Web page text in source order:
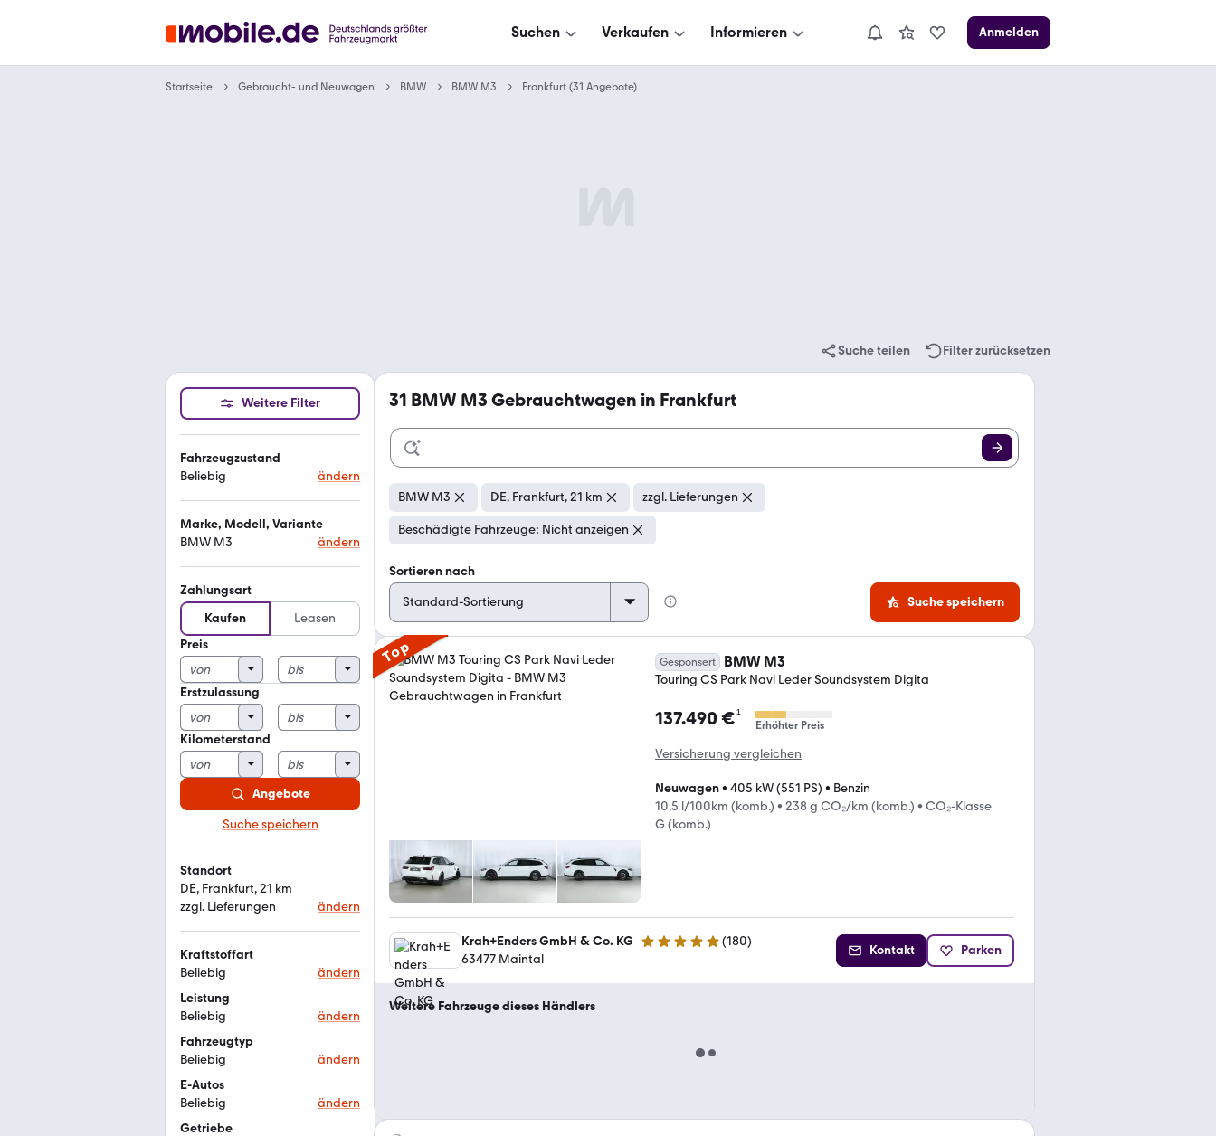
Suchen Verkaufen Informieren Anmelden
Startseite Gebraucht- und Neuwagen BMW BMW M3 Frankfurt (31 Angebote)
Suche teilen Filter zurücksetzen
Weitere Filter
Fahrzeugzustand
Beliebig
ändern
Marke, Modell, Variante
BMW M3
ändern
Zahlungsart
Kaufen
Leasen
Preis
Erstzulassung
Kilometerstand
Angebote
Suche speichern
Standort
DE, Frankfurt, 21 km
zzgl. Lieferungen
ändern
Kraftstoffart
Beliebig
ändern
Leistung
Beliebig
ändern
Fahrzeugtyp
Beliebig
ändern
E-Autos
Beliebig
ändern
Getriebe
31 BMW M3 Gebrauchtwagen in Frankfurt
BMW M3 DE, Frankfurt, 21 km zzgl. Lieferungen
Beschädigte Fahrzeuge: Nicht anzeigen
Sortieren nach
Suche speichern
Top Gesponsert BMW M3
Touring CS Park Navi Leder Soundsystem Digita
137.490 €¹
Erhöhter Preis
Versicherung vergleichen
Neuwagen• 405 kW (551 PS) • Benzin
10,5 l/100km (komb.) • 238 g CO₂/km (komb.) • CO₂-Klasse
G (komb.)
Krah+Enders GmbH & Co. KG 4.9 Sterne (180)
63477 Maintal
Kontakt Parken
Weitere Fahrzeuge dieses Händlers